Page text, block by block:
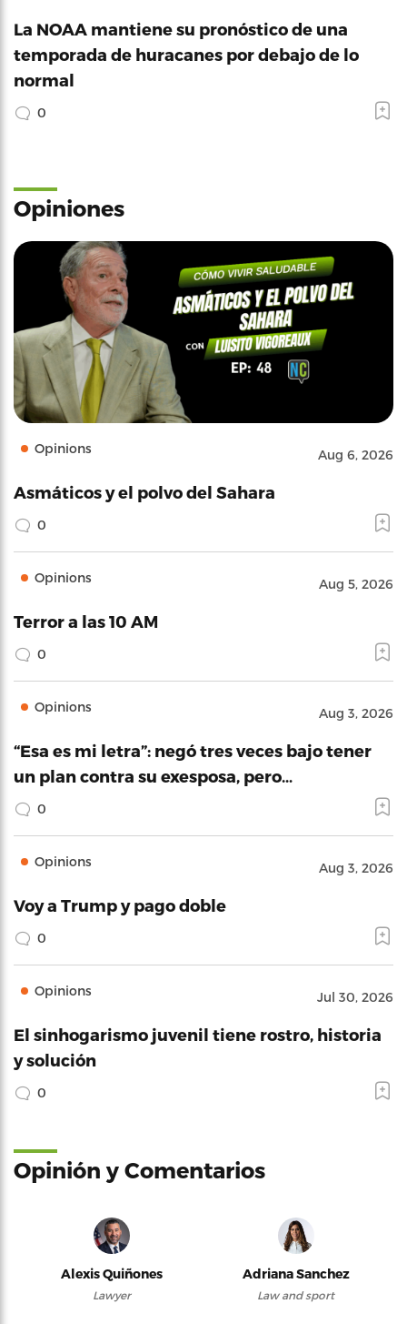
La NOAA mantiene su pronóstico de una
temporada de huracanes por debajo de lo
normal
0
Opiniones
Opinions Aug 6, 2026
Asmáticos y el polvo del Sahara
0
Opinions Aug 5, 2026
Terror a las 10 AM
0
Opinions Aug 3, 2026
“Esa es mi letra”: negó tres veces bajo tener
un plan contra su exesposa, pero…
0
Opinions Aug 3, 2026
Voy a Trump y pago doble
0
Opinions Jul 30, 2026
El sinhogarismo juvenil tiene rostro, historia
y solución
0
Opinión y Comentarios
Alexis Quiñones
Lawyer
Adriana Sanchez
Law and sport